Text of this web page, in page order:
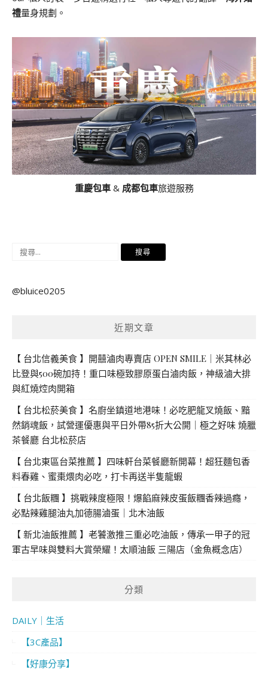
禮量身規劃。
重慶包車& 成都包車旅遊服務
搜
鍵
@bluice0205
近期文章
【 台北信義美食 】開囍滷肉專賣店 OPEN SMILE｜米其林必
比登與500碗加持！重口味極致膠原蛋白滷肉飯，神級滷大排
與紅燒焢肉開箱
【 台北松菸美食 】名廚坐鎮道地港味！必吃肥龍叉燒飯、黯
然銷魂飯，試營運優惠與平日外帶85折大公開｜極之好味 燒臘
茶餐廳 台北松菸店
【 台北東區台菜推薦 】四味軒台菜餐廳新開幕！超狂麵包香
料春雞、蜜棗煨肉必吃，打卡再送半隻龍蝦
【 台北飯糰 】挑戰辣度極限！爆餡麻辣皮蛋飯糰香辣過癮，
必點辣雞腿油丸加德腸滷蛋｜北木油飯
【 新北油飯推薦 】老饕激推三重必吃油飯，傳承一甲子的冠
軍古早味與雙料大賞榮耀！太順油飯 三陽店（金魚概念店）
分類
DAILY｜生活
【3C產品】
【好康分享】